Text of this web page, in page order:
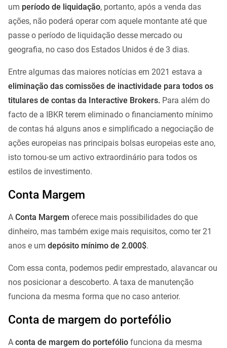
um período de liquidação, portanto, após a venda das
ações, não poderá operar com aquele montante até que
passe o período de liquidação desse mercado ou
geografia, no caso dos Estados Unidos é de 3 dias.
Entre algumas das maiores notícias em 2021 estava a
eliminação das comissões de inactividade para todos os
titulares de contas da Interactive Brokers. Para além do
facto de a IBKR terem eliminado o financiamento mínimo
de contas há alguns anos e simplificado a negociação de
ações europeias nas principais bolsas europeias este ano,
isto tornou-se um activo extraordinário para todos os
estilos de investimento.
Conta Margem
A Conta Margem oferece mais possibilidades do que
dinheiro, mas também exige mais requisitos, como ter 21
anos e um depósito mínimo de 2.000$.
Com essa conta, podemos pedir emprestado, alavancar ou
nos posicionar a descoberto. A taxa de manutenção
funciona da mesma forma que no caso anterior.
Conta de margem do portefólio
A conta de margem do portefólio funciona da mesma